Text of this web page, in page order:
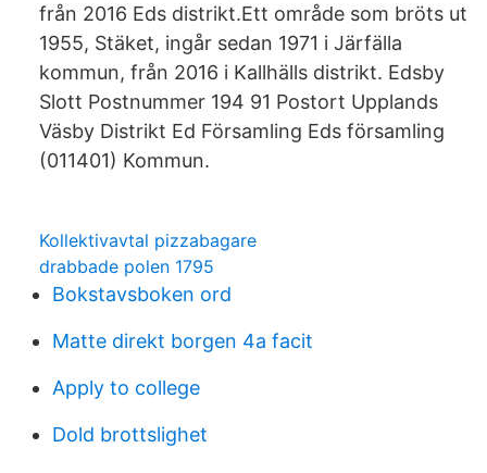
från 2016 Eds distrikt.Ett område som bröts ut
1955, Stäket, ingår sedan 1971 i Järfälla
kommun, från 2016 i Kallhälls distrikt. Edsby
Slott Postnummer 194 91 Postort Upplands
Väsby Distrikt Ed Församling Eds församling
(011401) Kommun.
Kollektivavtal pizzabagare
drabbade polen 1795
Bokstavsboken ord
Matte direkt borgen 4a facit
Apply to college
Dold brottslighet